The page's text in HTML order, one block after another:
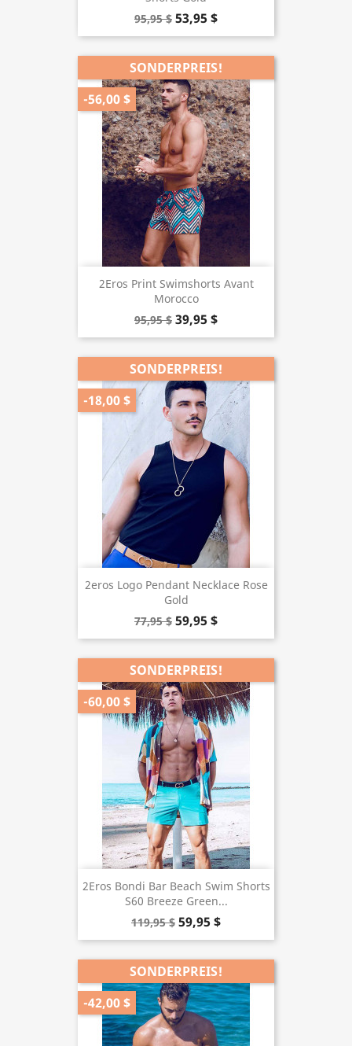
95,95 $ 53,95 $
2Eros Print Swimshorts Avant
Morocco
95,95 $ 39,95 $
SONDERPREIS!
-56,00 $
2eros Logo Pendant Necklace Rose
Gold
77,95 $ 59,95 $
SONDERPREIS!
-18,00 $
2Eros Bondi Bar Beach Swim Shorts
S60 Breeze Green...
119,95 $ 59,95 $
SONDERPREIS!
-60,00 $
SONDERPREIS!
-42,00 $